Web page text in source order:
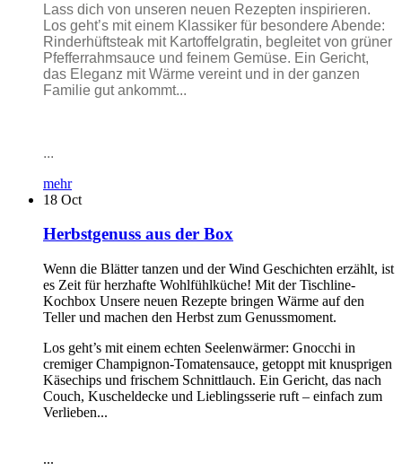
Lass dich von unseren neuen Rezepten inspirieren.
Los geht’s mit einem Klassiker für besondere Abende:
Rinderhüftsteak mit Kartoffelgratin, begleitet von grüner
Pfefferrahmsauce und feinem Gemüse. Ein Gericht,
das Eleganz mit Wärme vereint und in der ganzen
Familie gut ankommt...
...
mehr
18 Oct
Herbstgenuss aus der Box
Wenn die Blätter tanzen und der Wind Geschichten erzählt, ist
es Zeit für herzhafte Wohlfühlküche! Mit der Tischline-
Kochbox Unsere neuen Rezepte bringen Wärme auf den
Teller und machen den Herbst zum Genussmoment.
Los geht’s mit einem echten Seelenwärmer: Gnocchi in
cremiger Champignon-Tomatensauce, getoppt mit knusprigen
Käsechips und frischem Schnittlauch. Ein Gericht, das nach
Couch, Kuscheldecke und Lieblingsserie ruft – einfach zum
Verlieben...
...